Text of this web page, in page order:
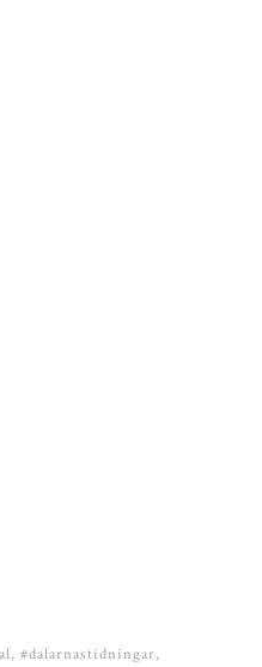
#dalarnastidningar